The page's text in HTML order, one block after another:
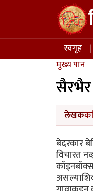
Skip to main content
Main
स्वगृह
मुख्य पान
सैरभैर
लेखक
बेदरकार
विचारत